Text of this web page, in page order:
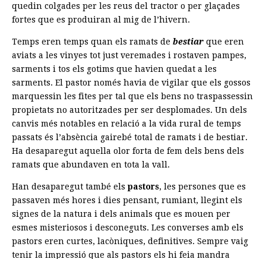
quedin colgades per les reus del tractor o per glaçades
fortes que es produiran al mig de l’hivern.
Temps eren temps quan els ramats de bestiar que eren
aviats a les vinyes tot just veremades i rostaven pampes,
sarments i tos els gotims que havien quedat a les
sarments. El pastor només havia de vigilar que els gossos
marquessin les fites per tal que els bens no traspassessin
propietats no autoritzades per ser desplomades. Un dels
canvis més notables en relació a la vida rural de temps
passats és l’absència gairebé total de ramats i de bestiar.
Ha desaparegut aquella olor forta de fem dels bens dels
ramats que abundaven en tota la vall.
Han desaparegut també els pastors, les persones que es
passaven més hores i dies pensant, rumiant, llegint els
signes de la natura i dels animals que es mouen per
esmes misteriosos i desconeguts. Les converses amb els
pastors eren curtes, lacòniques, definitives. Sempre vaig
tenir la impressió que als pastors els hi feia mandra